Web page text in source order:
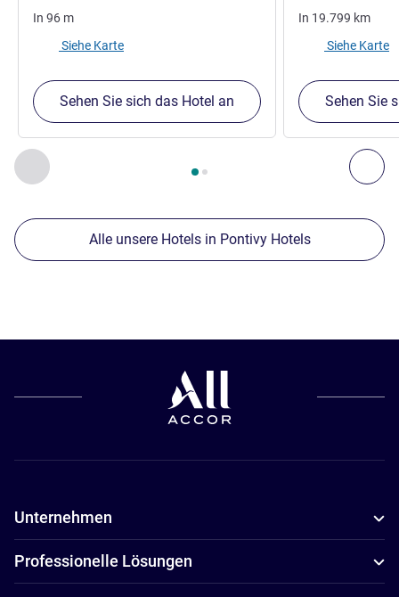
Zurück - Unsere anderen Etablissements in der Nähe
Seite , Unsere anderen Etablissements in der Nähe
In 96 m
Siehe Karte
Sehen Sie sich das Hotel an
In 19.799 km
Siehe Karte
Sehen Sie
Alle unsere Hotels in Pontivy Hotels
Unternehmen
Professionelle Lösungen